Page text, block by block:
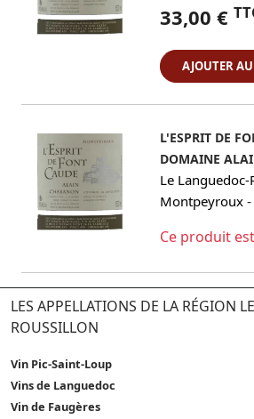
33,00 €
AJOUTER
L'ESPRIT DE
DOMAINE
Le
Montpeyroux -
Ce produit
LES APPELLATIONS DE LA RÉGION
ROUSSILLON
Vin Pic-Saint-Loup
Vins de Languedoc
Vin de Faugères